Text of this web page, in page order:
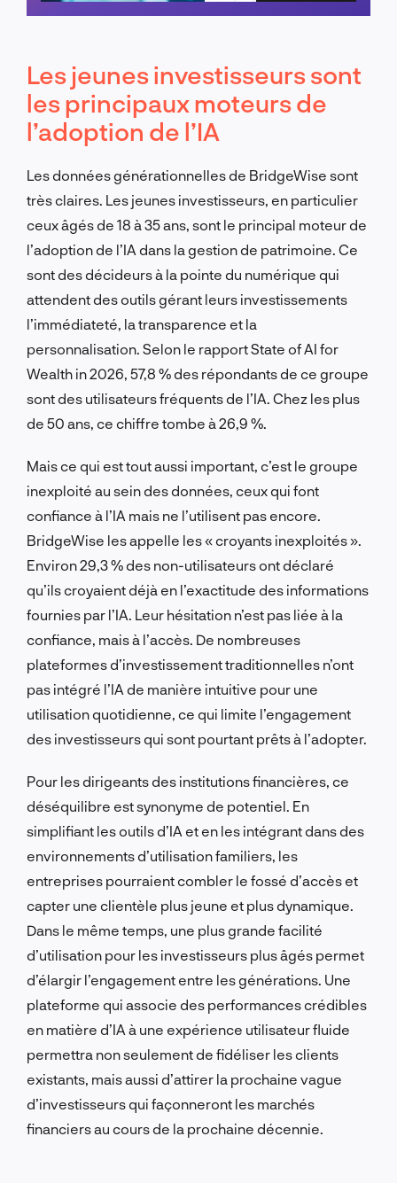
Planifier un appel
Les jeunes investisseurs sont
les principaux moteurs de
l’adoption de l’IA
Les données générationnelles de BridgeWise sont
très claires. Les jeunes investisseurs, en particulier
ceux âgés de 18 à 35 ans, sont le principal moteur de
l’adoption de l’IA dans la gestion de patrimoine. Ce
sont des décideurs à la pointe du numérique qui
attendent des outils gérant leurs investissements
l’immédiateté, la transparence et la
personnalisation. Selon le rapport State of AI for
Wealth in 2026, 57,8 % des répondants de ce groupe
sont des utilisateurs fréquents de l’IA. Chez les plus
de 50 ans, ce chiffre tombe à 26,9 %.
Mais ce qui est tout aussi important, c’est le groupe
inexploité au sein des données, ceux qui font
confiance à l’IA mais ne l’utilisent pas encore.
BridgeWise les appelle les « croyants inexploités ».
Environ 29,3 % des non-utilisateurs ont déclaré
qu’ils croyaient déjà en l’exactitude des informations
fournies par l’IA. Leur hésitation n’est pas liée à la
confiance, mais à l’accès. De nombreuses
plateformes d’investissement traditionnelles n’ont
pas intégré l’IA de manière intuitive pour une
utilisation quotidienne, ce qui limite l’engagement
des investisseurs qui sont pourtant prêts à l’adopter.
Pour les dirigeants des institutions financières, ce
déséquilibre est synonyme de potentiel. En
simplifiant les outils d’IA et en les intégrant dans des
environnements d’utilisation familiers, les
entreprises pourraient combler le fossé d’accès et
capter une clientèle plus jeune et plus dynamique.
Dans le même temps, une plus grande facilité
d’utilisation pour les investisseurs plus âgés permet
d’élargir l’engagement entre les générations. Une
plateforme qui associe des performances crédibles
en matière d’IA à une expérience utilisateur fluide
permettra non seulement de fidéliser les clients
existants, mais aussi d’attirer la prochaine vague
d’investisseurs qui façonneront les marchés
financiers au cours de la prochaine décennie.